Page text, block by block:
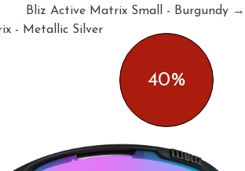
40%
Bliz Active Matrix Small - Burgundy →
- Metallic Silver